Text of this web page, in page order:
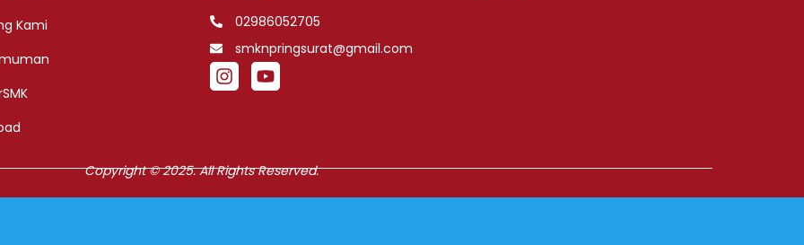
Kami
02986052705
smknpringsurat@gmail.com
Copyright © 2025. All Rights Reserved.